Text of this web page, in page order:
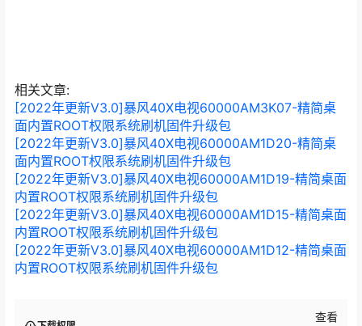
相关文章:
[2022年更新V3.0]暴风40X电视60000AM3K07-精简桌
面内置ROOT权限系统刷机固件升级包
[2022年更新V3.0]暴风40X电视60000AM1D20-精简桌
面内置ROOT权限系统刷机固件升级包
[2022年更新V3.0]暴风40X电视60000AM1D19-精简桌面
内置ROOT权限系统刷机固件升级包
[2022年更新V3.0]暴风40X电视60000AM1D15-精简桌面
内置ROOT权限系统刷机固件升级包
[2022年更新V3.0]暴风40X电视60000AM1D12-精简桌面
内置ROOT权限系统刷机固件升级包
查看